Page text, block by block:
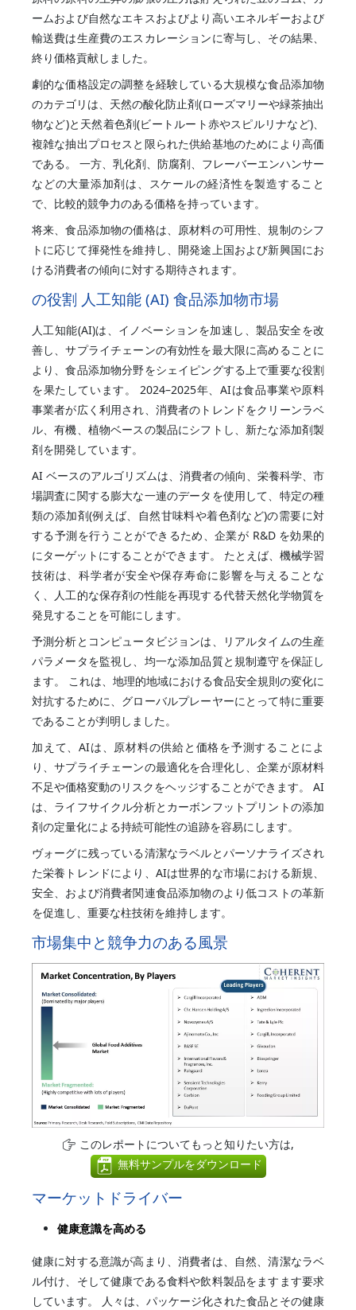
ームおよび自然なエキスおよびより高いエネルギーおよび
輸送費は生産費のエスカレーションに寄与し、その結果、
終り価格貢献しました。
劇的な価格設定の調整を経験している大規模な食品添加物
のカテゴリは、天然の酸化防止剤(ローズマリーや緑茶抽出
物など)と天然着色剤(ビートルート赤やスピルリナなど)、
複雑な抽出プロセスと限られた供給基地のためにより高価
である。 一方、乳化剤、防腐剤、フレーバーエンハンサー
などの大量添加剤は、スケールの経済性を製造すること
で、比較的競争力のある価格を持っています。
将来、食品添加物の価格は、原材料の可用性、規制のシフ
トに応じて揮発性を維持し、開発途上国および新興国にお
ける消費者の傾向に対する期待されます。
の役割 人工知能 (AI) 食品添加物市場
人工知能(AI)は、イノベーションを加速し、製品安全を改
善し、サプライチェーンの有効性を最大限に高めることに
より、食品添加物分野をシェイピングする上で重要な役割
を果たしています。 2024–2025年、AIは食品事業や原料
事業者が広く利用され、消費者のトレンドをクリーンラベ
ル、有機、植物ベースの製品にシフトし、新たな添加剤製
剤を開発しています。
AI ベースのアルゴリズムは、消費者の傾向、栄養科学、市
場調査に関する膨大な一連のデータを使用して、特定の種
類の添加剤(例えば、自然甘味料や着色剤など)の需要に対
する予測を行うことができるため、企業が R&D を効果的
にターゲットにすることができます。 たとえば、機械学習
技術は、科学者が安全や保存寿命に影響を与えることな
く、人工的な保存剤の性能を再現する代替天然化学物質を
発見することを可能にします。
予測分析とコンピュータビジョンは、リアルタイムの生産
パラメータを監視し、均一な添加品質と規制遵守を保証し
ます。 これは、地理的地域における食品安全規則の変化に
対抗するために、グローバルプレーヤーにとって特に重要
であることが判明しました。
加えて、AIは、原材料の供給と価格を予測することによ
り、サプライチェーンの最適化を合理化し、企業が原材料
不足や価格変動のリスクをヘッジすることができます。 AI
は、ライフサイクル分析とカーボンフットプリントの添加
剤の定量化による持続可能性の追跡を容易にします。
ヴォーグに残っている清潔なラベルとパーソナライズされ
た栄養トレンドにより、AIは世界的な市場における新規、
安全、および消費者関連食品添加物のより低コストの革新
を促進し、重要な柱技術を維持します。
市場集中と競争力のある風景
このレポートについてもっと知りたい方は,
無料サンプルをダウンロード
マーケットドライバー
健康意識を高める
健康に対する意識が高まり、消費者は、自然、清潔なラベ
ル付け、そして健康である食料や飲料製品をますます要求
しています。 人々は、パッケージ化された食品とその健康